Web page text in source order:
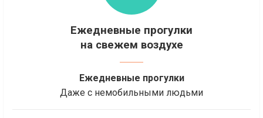
Ежедневные прогулки
на свежем воздухе
Ежедневные прогулки
Даже с немобильными людьми